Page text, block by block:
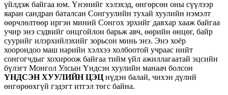
үйлдэж байгаа юм. Үнэнийг хэлэхэд, өнгөрсөн оны сүүлээр
яаран сандран баталсан Сонгуулийн тухай хуулийн нэмэлт
өөрчлөлтөөр иргэн миний Сонгох эрхийг давхар хааж байгаа
учир энэ сэдвийг онцгойлон барьж авч, өөрийн өнцөг, байр
суурийг илэрхийлэхийг зорьсон минь энэ. Энэ хоёр
хоорондоо маш нарийн хэлхээ холбоотой учраас нийт
сонгогчдыг хохироож байгаа тийм үйл ажиллагаатай эцсийн
бүлэгт Монгол Улсын Үндсэн хуулийн манаач болсон
ҮНДСЭН ХУУЛИЙН ЦЭЦ нүдэн балай, чихэн дүлий
өнгөрөөхгүй гэдэгт итгэл төгс байна.